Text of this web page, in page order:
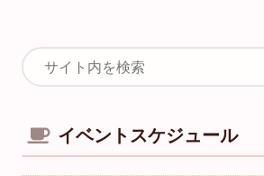
イベントスケジュール